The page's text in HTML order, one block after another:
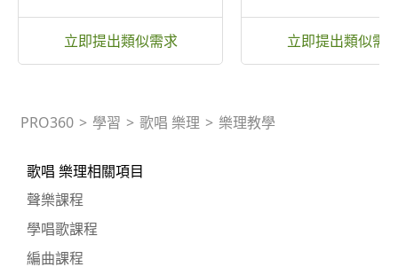
立即提出類似需求 立即提出類似需
PRO360 > 學習 > 歌唱 樂理 > 樂理教學
歌唱 樂理相關項目
聲樂課程
學唱歌課程
編曲課程